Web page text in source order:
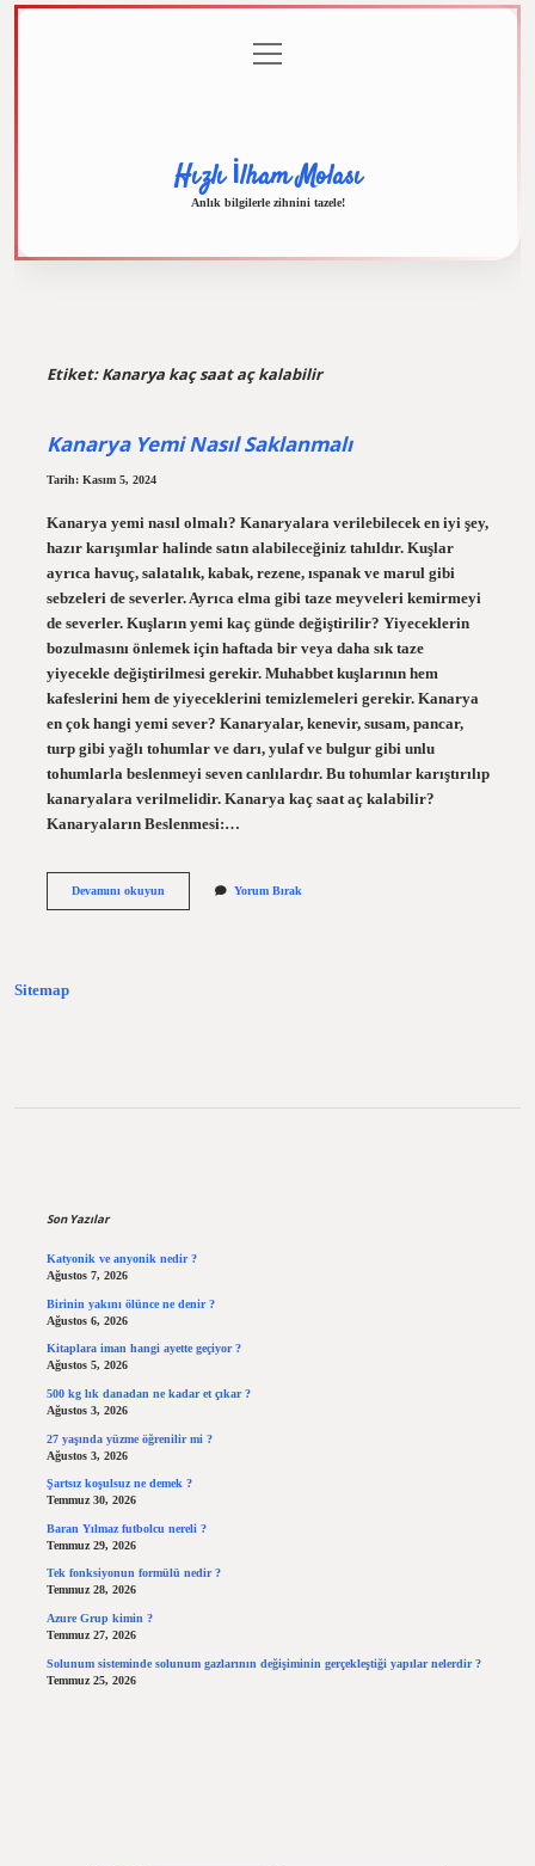
menüyü
aç
Hızlı İlham Molası
Anlık bilgilerle zihnini tazele!
Etiket:Kanarya kaç saat aç kalabilir
Kanarya Yemi Nasıl Saklanmalı
Tarih: Kasım 5, 2024
Kanarya yemi nasıl olmalı? Kanaryalara verilebilecek en iyi şey,
hazır karışımlar halinde satın alabileceğiniz tahıldır. Kuşlar
ayrıca havuç, salatalık, kabak, rezene, ıspanak ve marul gibi
sebzeleri de severler. Ayrıca elma gibi taze meyveleri kemirmeyi
de severler. Kuşların yemi kaç günde değiştirilir? Yiyeceklerin
bozulmasını önlemek için haftada bir veya daha sık taze
yiyecekle değiştirilmesi gerekir. Muhabbet kuşlarının hem
kafeslerini hem de yiyeceklerini temizlemeleri gerekir. Kanarya
en çok hangi yemi sever? Kanaryalar, kenevir, susam, pancar,
turp gibi yağlı tohumlar ve darı, yulaf ve bulgur gibi unlu
tohumlarla beslenmeyi seven canlılardır. Bu tohumlar karıştırılıp
kanaryalara verilmelidir. Kanarya kaç saat aç kalabilir?
Kanaryaların Beslenmesi:…
Devamını okuyunKanarya
Yorum Bırak
Sitemap
Son Yazılar
Katyonik ve anyonik nedir ?
Ağustos 7, 2026
Birinin yakını ölünce ne denir ?
Ağustos 6, 2026
Kitaplara iman hangi ayette geçiyor ?
Ağustos 5, 2026
500 kg lık danadan ne kadar et çıkar ?
Ağustos 3, 2026
27 yaşında yüzme öğrenilir mi ?
Ağustos 3, 2026
Şartsız koşulsuz ne demek ?
Temmuz 30, 2026
Baran Yılmaz futbolcu nereli ?
Temmuz 29, 2026
Tek fonksiyonun formülü nedir ?
Temmuz 28, 2026
Azure Grup kimin ?
Temmuz 27, 2026
Solunum sisteminde solunum gazlarının değişiminin gerçekleştiği yapılar nelerdir ?
Temmuz 25, 2026